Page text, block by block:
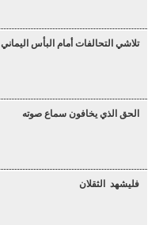
تلاشي التحالفات أمام البأس اليماني
الحق الذي يخافون سماع صوته
فليشهد الثقلان